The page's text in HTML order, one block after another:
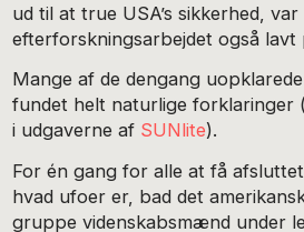
ud til at true USA’s sikkerhed, var
efterforskningsarbejdet også lavt
Mange af de dengang
fundet helt naturlige forklaringer
i udgaverne af SUNlite).
For én gang for alle at få
hvad ufoer er, bad det
gruppe videnskabsmænd under